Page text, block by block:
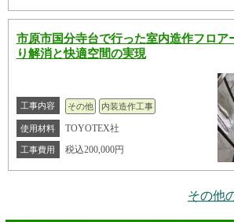
市原市国分寺台で行った室内造作フロア
り解消と快適空間の実現
工事内容 その他 内装造作工事
使用材料 TOYOTEX社
工事費用 税込200,000円
その他